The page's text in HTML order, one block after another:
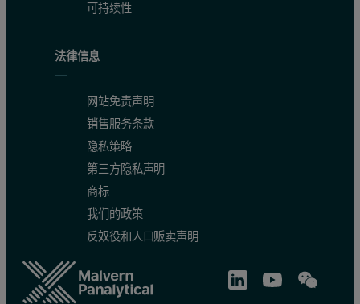
图4 通过 XRD 图样的 Rietveld 精修得出的晶粒大小随 Mn 含
实验小结
可持续性
法律信息
网站免责声明
销售服务条款
隐私策略
第三方隐私声明
商标
我们的政策
反奴役和人口贩卖声明